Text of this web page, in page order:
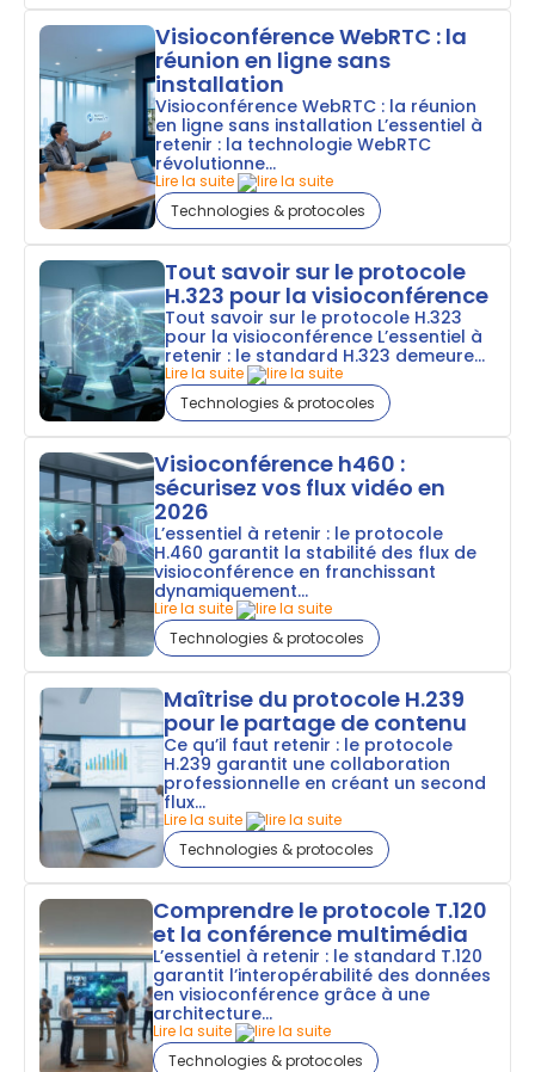
Visioconférence WebRTC : la
réunion en ligne sans
installation
Visioconférence WebRTC : la réunion
en ligne sans installation L’essentiel à
retenir : la technologie WebRTC
révolutionne...
Lire la suite
Technologies & protocoles
Tout savoir sur le protocole
H.323 pour la visioconférence
Tout savoir sur le protocole H.323
pour la visioconférence L’essentiel à
retenir : le standard H.323 demeure...
Lire la suite
Technologies & protocoles
Visioconférence h460 :
sécurisez vos flux vidéo en
2026
L’essentiel à retenir : le protocole
H.460 garantit la stabilité des flux de
visioconférence en franchissant
dynamiquement...
Lire la suite
Technologies & protocoles
Maîtrise du protocole H.239
pour le partage de contenu
Ce qu’il faut retenir : le protocole
H.239 garantit une collaboration
professionnelle en créant un second
flux...
Lire la suite
Technologies & protocoles
Comprendre le protocole T.120
et la conférence multimédia
L’essentiel à retenir : le standard T.120
garantit l’interopérabilité des données
en visioconférence grâce à une
architecture...
Lire la suite
Technologies & protocoles